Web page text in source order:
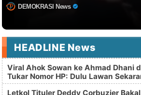
DEMOKRASI News
HEADLINE News
Viral Ahok Sowan ke Ahmad Dhani
Tukar Nomor HP: Dulu Lawan
Letkol Tituler Deddy Corbuzier